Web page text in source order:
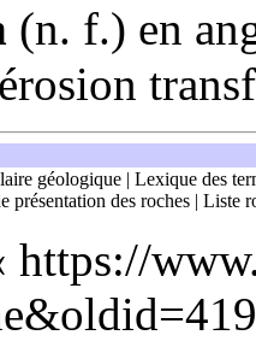
(n. f.) en
érosion
géologique| Lexique des
présentation des roches| Liste
https://